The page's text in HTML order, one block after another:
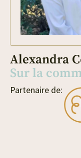
Alexandra
Sur la
Partenaire de: